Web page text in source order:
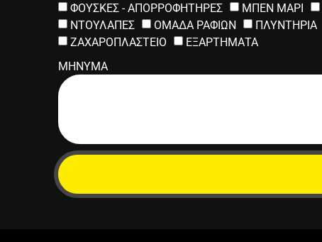
ΦΟΥΣΚΕΣ - ΑΠΟΡΡΟΦΗΤΗΡΕΣ
ΜΠΕΝ ΜΑΡΙ
ΝΤΟΥΛΑΠΕΣ
ΟΜΑΔΑ ΡΑΦΙΩΝ ΠΛΥΝΤΗΡΙΑ
ΖΑΧΑΡΟΠΛΑΣΤΕΙΟ
ΕΞΑΡΤΗΜΑΤΑ
ΜΗΝΥΜΑ